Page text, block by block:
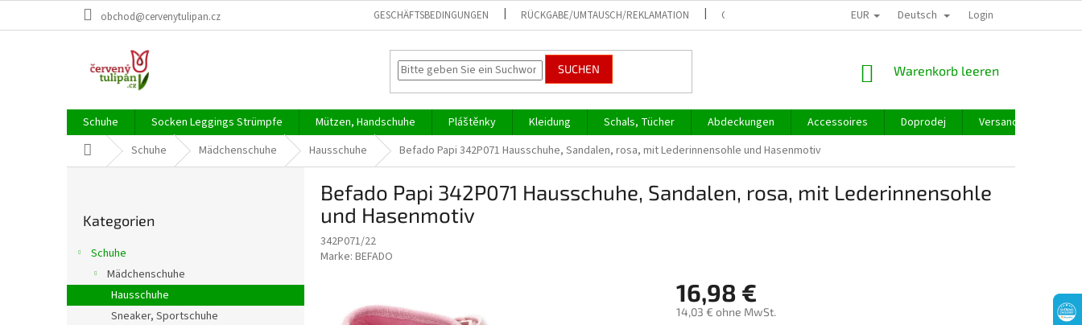
obchod@cervenytulipan.cz GESCHÄFTSBEDINGUNGEN RÜCKGABE/UMTAUSCH/REKLAMATION GROSSHANDEL EUR Deutsch Login
SUCHEN WARENKORB
Warenkorb leeren
Schuhe Socken Leggings Strümpfe Mützen, Handschuhe Pláštěnky Kleidung Schals, Tücher Abdeckungen Accessoires Doprodej
Versand und Zahlung
StartseiteSchuhe Mädchenschuhe Hausschuhe Befado Papi 342P071 Hausschuhe, Sandalen, rosa, mit Lederinnensohle und Hasenmotiv
l
überspringen
Kategorien
Schuhe
Mädchenschuhe
Hausschuhe
Sneaker, Sportschuhe
Befado Papi 342P071 Hausschuhe, Sandalen, rosa, mit Lederinnensohle
und Hasenmotiv
342P071/22
Marke: BEFADO
16,98 €
14,03 € ohne MwSt.